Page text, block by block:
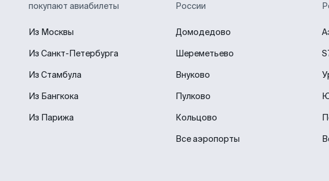
покупают авиабилеты
Из Москвы
Из Санкт-Петербурга
Из Стамбула
Из Бангкока
Из Парижа
России
Домодедово
Шереметьево
Внуково
Пулково
Кольцово
Все аэропорты